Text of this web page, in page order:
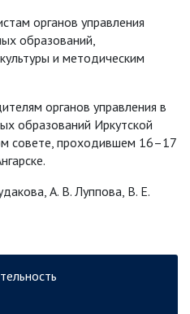
органов управления
образований,
и методическим
органов управления в
образований Иркутской
совете, проходившем 16–17
А. В. Луппова, В. Е.